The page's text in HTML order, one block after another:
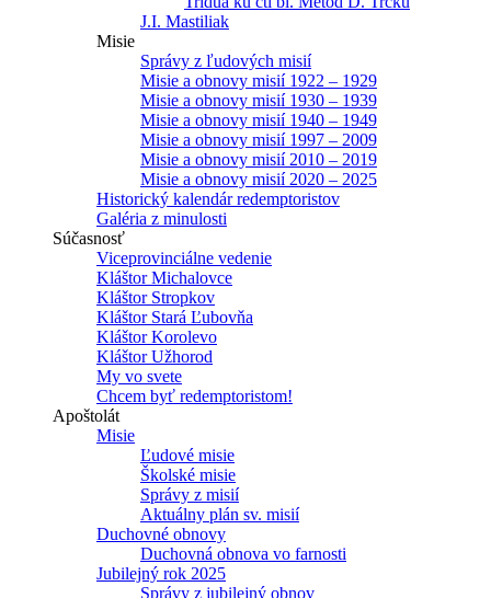
J.I. Mastiliak
Misie
Správy z ľudových misií
Misie a obnovy misií 1922 – 1929
Misie a obnovy misií 1930 – 1939
Misie a obnovy misií 1940 – 1949
Misie a obnovy misií 1997 – 2009
Misie a obnovy misií 2010 – 2019
Misie a obnovy misií 2020 – 2025
Historický kalendár redemptoristov
Galéria z minulosti
Súčasnosť
Viceprovinciálne vedenie
Kláštor Michalovce
Kláštor Stropkov
Kláštor Stará Ľubovňa
Kláštor Korolevo
Kláštor Užhorod
My vo svete
Chcem byť redemptoristom!
Apoštolát
Misie
Ľudové misie
Školské misie
Správy z misií
Aktuálny plán sv. misií
Duchovné obnovy
Duchovná obnova vo farnosti
Jubilejný rok 2025
Správy z jubilejný obnov